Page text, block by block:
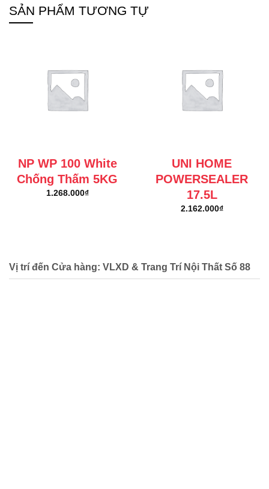
SẢN PHẨM TƯƠNG TỰ
NP WP 100 White
Chống Thấm 5KG
1.268.000₫
UNI HOME
POWERSEALER
17.5L
2.162.000₫
Vị trí đến Cửa hàng: VLXD & Trang Trí Nội Thất Số 88